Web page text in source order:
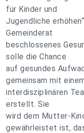
für Kinder und
Jugendliche
Gemeinderat
beschlossenes
solle die Chance
auf gesundes
gemeinsam mit
interdisziplinären
erstellt. Sie
wird dem Mutter-
gewährleistet ist,